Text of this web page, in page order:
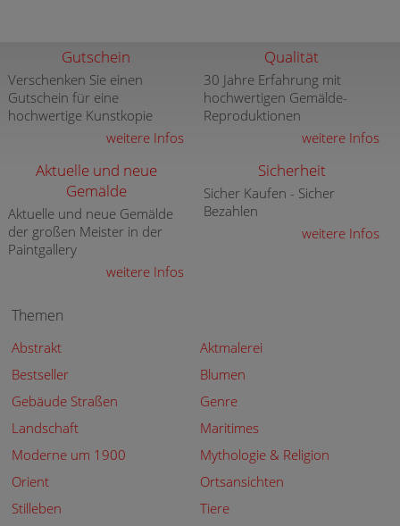
Gutschein
Verschenken Sie einen
Gutschein für eine
hochwertige Kunstkopie
weitere Infos
Qualität
30 Jahre Erfahrung mit
hochwertigen Gemälde-
Reproduktionen
weitere Infos
Aktuelle und neue
Gemälde
Aktuelle und neue Gemälde
der großen Meister in der
Paintgallery
weitere Infos
Sicherheit
Sicher Kaufen - Sicher
Bezahlen
weitere Infos
Themen
Abstrakt
Aktmalerei
Bestseller
Blumen
Gebäude Straßen
Genre
Landschaft
Maritimes
Moderne um 1900
Mythologie & Religion
Orient
Ortsansichten
Stilleben
Tiere